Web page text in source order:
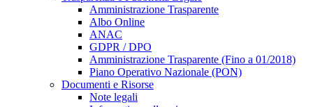
Amministrazione Trasparente
Albo Online
ANAC
GDPR / DPO
Amministrazione Trasparente (Fino a 01/2018)
Piano Operativo Nazionale (PON)
Documenti e Risorse
Note legali